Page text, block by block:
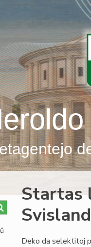
Startas
Deko da selektitoj